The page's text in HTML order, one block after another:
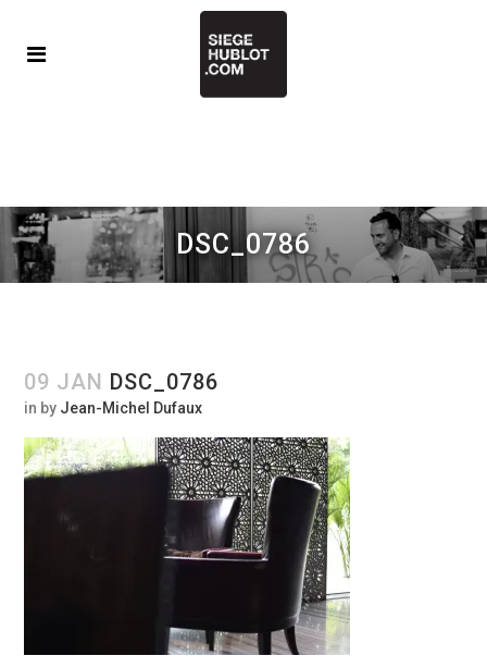
DSC_0786
09 JAN DSC_0786
in by Jean-Michel Dufaux